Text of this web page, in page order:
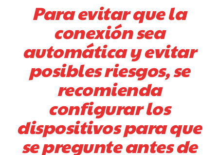
Para evitar que la
conexión sea
automática y evitar
posibles riesgos, se
recomienda
configurar los
dispositivos para que
se pregunte antes de